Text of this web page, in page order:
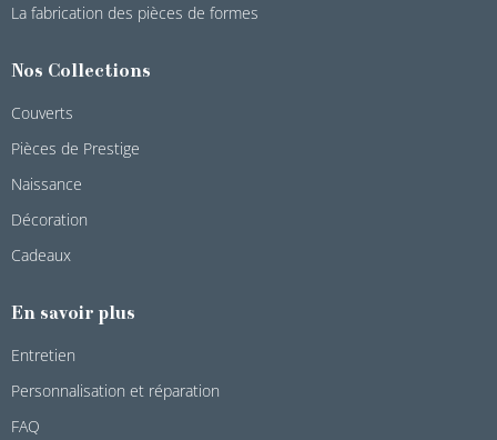
La fabrication des pièces de formes
Nos Collections
Couverts
Pièces de Prestige
Naissance
Décoration
Cadeaux
En savoir plus
Entretien
Personnalisation et réparation
FAQ